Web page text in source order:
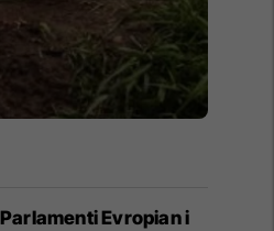
Parlamenti Evropian i